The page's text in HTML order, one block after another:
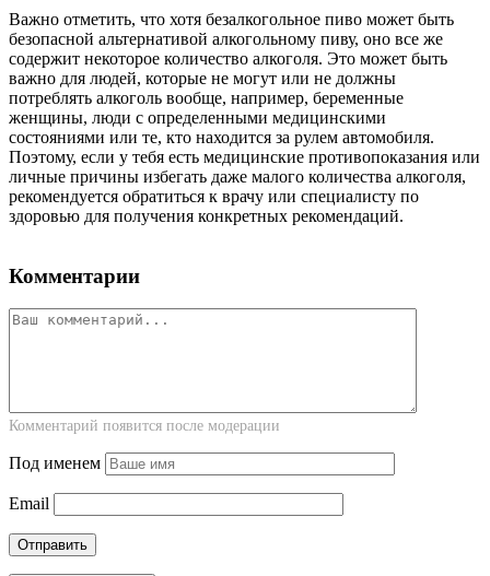
Важно отметить, что хотя безалкогольное пиво может быть
безопасной альтернативой алкогольному пиву, оно все же
содержит некоторое количество алкоголя. Это может быть
важно для людей, которые не могут или не должны
потреблять алкоголь вообще, например, беременные
женщины, люди с определенными медицинскими
состояниями или те, кто находится за рулем автомобиля.
Поэтому, если у тебя есть медицинские противопоказания или
личные причины избегать даже малого количества алкоголя,
рекомендуется обратиться к врачу или специалисту по
здоровью для получения конкретных рекомендаций.
Комментарии
Комментарий появится после модерации
Под именем
Email